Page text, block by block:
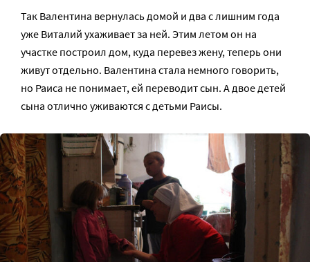
Так Валентина вернулась домой и два с лишним года
уже Виталий ухаживает за ней. Этим летом он на
участке построил дом, куда перевез жену, теперь они
живут отдельно. Валентина стала немного говорить,
но Раиса не понимает, ей переводит сын. А двое детей
сына отлично уживаются с детьми Раисы.